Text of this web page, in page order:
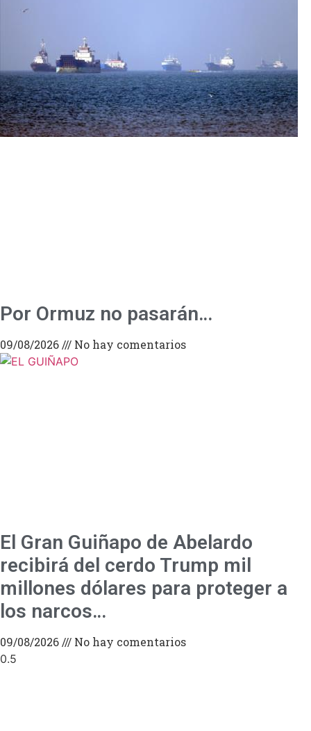
Por Ormuz no pasarán…
09/08/2026 No hay comentarios
El Gran Guiñapo de Abelardo
recibirá del cerdo Trump mil
millones dólares para proteger a
los narcos…
09/08/2026 No hay comentarios